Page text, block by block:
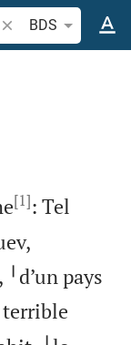
Recherche d'un
BDS
[1]: Tel
pays